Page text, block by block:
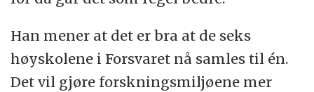
Han mener at det er bra at de seks
høyskolene i Forsvaret nå samles til én.
Det vil gjøre forskningsmiljøene mer